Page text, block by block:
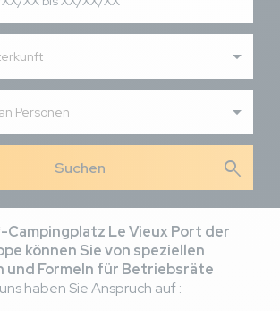
Personen
search
Campingplatz Le Vieux Port der
können Sie von speziellen
und Formeln für Betriebsräte
haben Sie Anspruch auf :